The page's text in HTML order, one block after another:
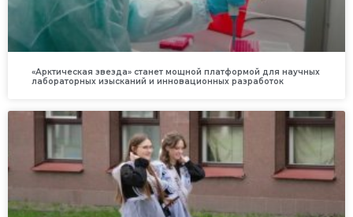
«Арктическая звезда» станет мощной платформой для научных
лабораторных изысканий и инновационных разработок